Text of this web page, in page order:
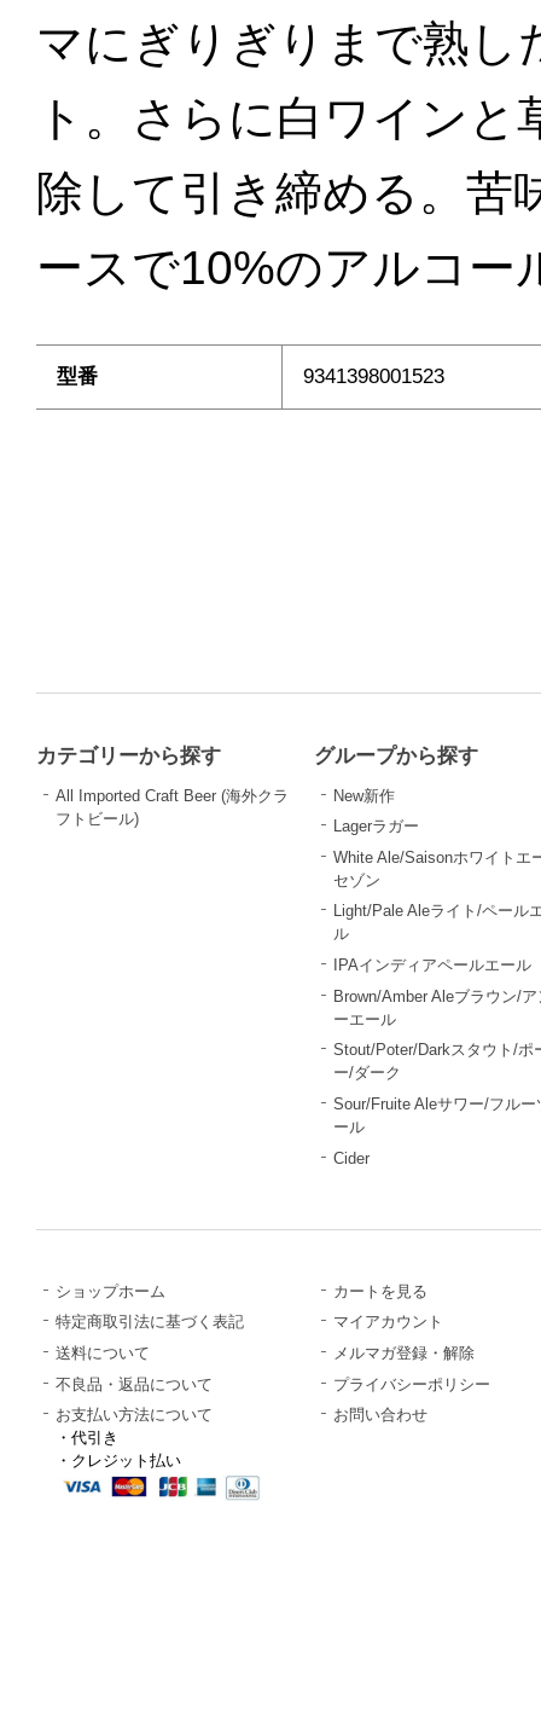
マにぎりぎりまで熟し
ト。さらに白ワイン
除して引き締める。苦
ースで10%のアルコー
型番 9341398001523
カテゴリーから探す
All Imported Craft Beer (海外クラ
フトビール)
グループから探す
New新作
Lagerラガー
White Ale/Saisonホワイトエ
セゾン
Light/Pale Aleライト/ペール
ル
IPAインディアペールエール
Brown/Amber Aleブラウン/ア
ーエール
Stout/Poter/Darkスタウト/ポ
ー/ダーク
Sour/Fruite Aleサワー/フルー
ール
Cider
ショップホーム
特定商取引法に基づく表記
送料について
不良品・返品について
お支払い方法について
・代引き
・クレジット払い
カートを見る
マイアカウント
メルマガ登録・解除
プライバシーポリシー
お問い合わせ